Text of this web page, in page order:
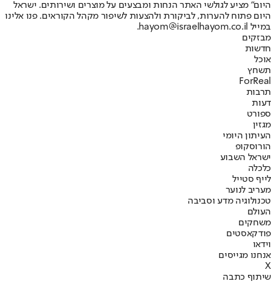
היום" מציע לגולשי האתר הנחות ומבצעים על מוצרים ושירותים. ישראל
היום פתוח להערות, לביקורת ולהצעות לשיפור מקהל הקוראים. פנו אלינו
במייל hayom@israelhayom.co.il.
מבזקים
חדשות
אוכל
תשחץ
ForReal
תרבות
דעות
ספורט
מגזין
העיתון היומי
הורוסקופ
ישראל השבוע
כלכלה
לייף סטייל
מעריב לנוער
טכנולוגיה מדע וסביבה
העולם
משחקים
פודקאסטים
וידאו
אנחנו מגייסים
X
שיתוף כתבה